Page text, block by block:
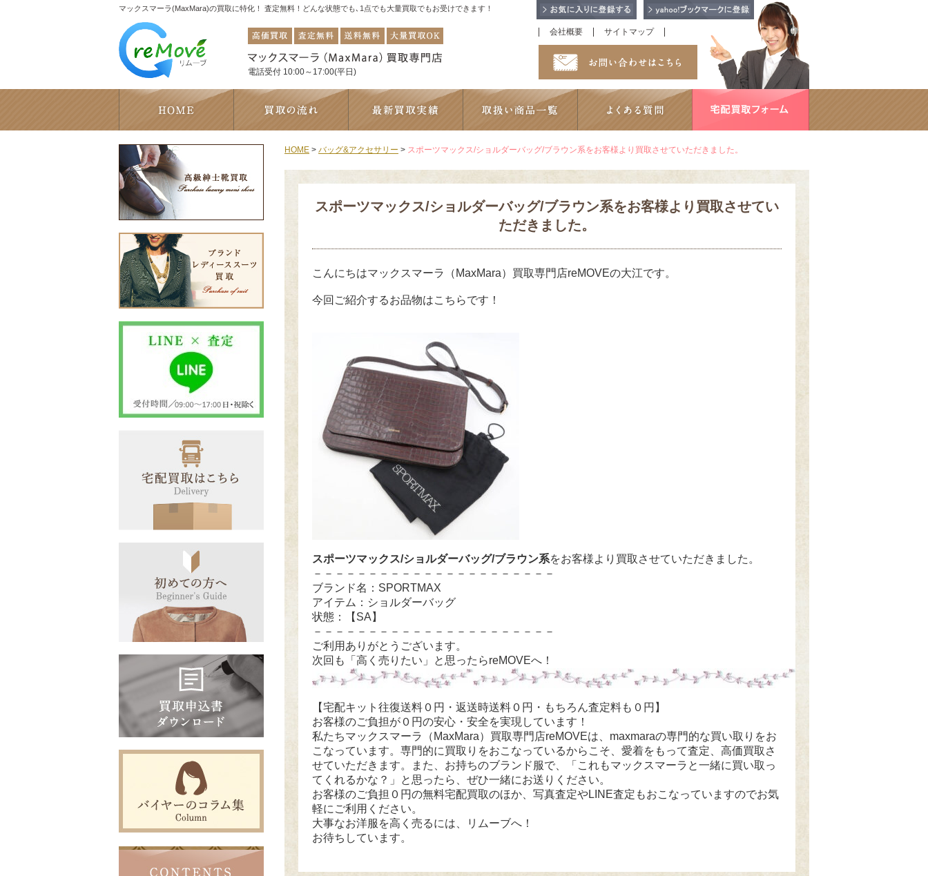
マックスマーラ(MaxMara)の買取に特化！ 査定無料！どんな状態でも､1点でも大量買取でもお受けできます！
電話受付 10:00～17:00(平日)
会社概要 サイトマップ
HOME > バッグ&アクセサリー > スポーツマックス/ショルダーバッグ/ブラウン系をお客様より買取させていただきました。
スポーツマックス/ショルダーバッグ/ブラウン系をお客様より買取させてい
ただきました。
こんにちはマックスマーラ（MaxMara）買取専門店reMOVEの大江です。
今回ご紹介するお品物はこちらです！
スポーツマックス/ショルダーバッグ/ブラウン系をお客様より買取させていただきました。
－－－－－－－－－－－－－－－－－－－－－－
ブランド名：SPORTMAX
アイテム：ショルダーバッグ
状態：【SA】
－－－－－－－－－－－－－－－－－－－－－－
ご利用ありがとうございます。
次回も「高く売りたい」と思ったらreMOVEへ！
【宅配キット往復送料０円・返送時送料０円・もちろん査定料も０円】
お客様のご負担が０円の安心・安全を実現しています！
私たちマックスマーラ（MaxMara）買取専門店reMOVEは、maxmaraの専門的な買い取りをお
こなっています。専門的に買取りをおこなっているからこそ、愛着をもって査定、高価買取さ
せていただきます。また、お持ちのブランド服で、「これもマックスマーラと一緒に買い取っ
てくれるかな？」と思ったら、ぜひ一緒にお送りください。
お客様のご負担０円の無料宅配買取のほか、写真査定やLINE査定もおこなっていますのでお気
軽にご利用ください。
大事なお洋服を高く売るには、リムーブへ！
お待ちしています。